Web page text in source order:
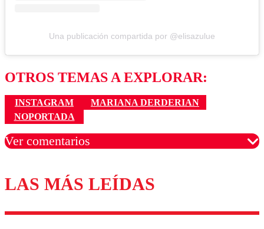
Una publicación compartida por @elisazulue
OTROS TEMAS A EXPLORAR:
INSTAGRAM
MARIANA DERDERIAN
NOPORTADA
Ver comentarios
Los comentarios son moderados para garantizar un
diálogo respetuoso.
LAS MÁS LEÍDAS